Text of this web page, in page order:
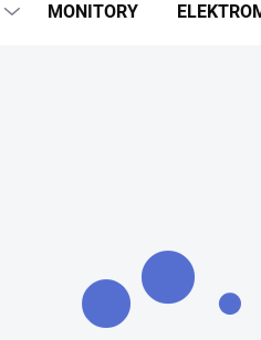
MONITORY